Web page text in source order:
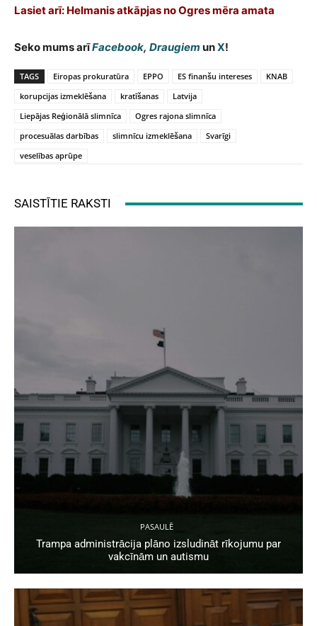
Lasiet arī: Helmanis atkāpjas no Ogres mēra amata
Seko mums arīFacebook, Draugiem unX!
TAGS Eiropas prokuratūra EPPO ES finanšu intereses
KNAB
korupcijas izmeklēšana
kratīšanas
Latvija
Liepājas Reģionālā slimnīca
Ogres rajona slimnīca
procesuālas darbības
slimnīcu izmeklēšana
Svarīgi
veselības aprūpe
SAISTĪTIE RAKSTI
PASAULĒ
Trampa administrācija plāno izsludināt rīkojumu par
vakcīnām un autismu